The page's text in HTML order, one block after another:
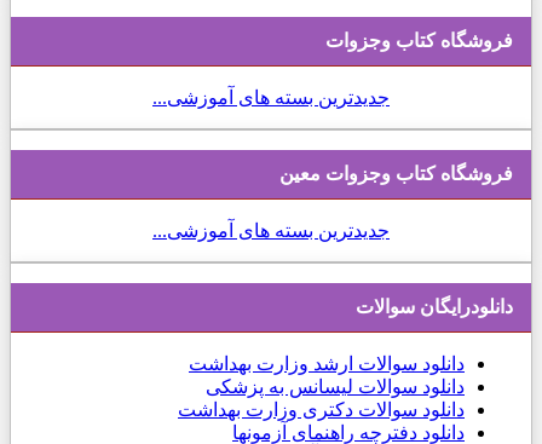
کتاب وجزوات
جدیدترین بسته های آموزشی...
کتاب وجزوات معین
جدیدترین بسته های آموزشی...
سوالات
دانلود
سوالات ارشد وزارت بهداشت
دانلود سوالات لیسانس به پزشکی
دانلود سوالات دکتری وزارت بهداشت
دانلود دفترچه راهنمای آزمونها